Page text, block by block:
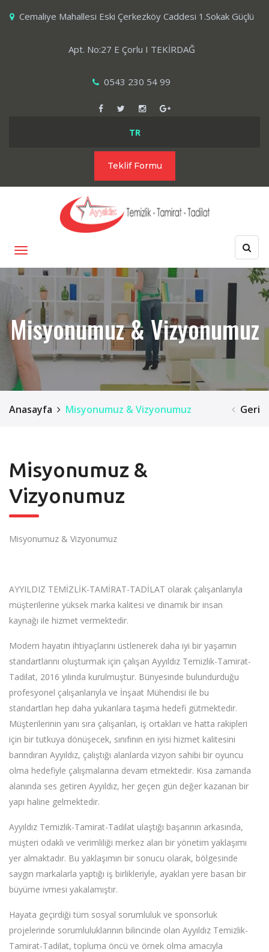
Cemaliye Mahallesi Eski Çerkezköy Caddesi 1.Sokak Güçlü
Apt. No:27 E Çorlu I TEKİRDAĞ
0543 230 54 99
TR
Teklif Formu
Misyonumuz & Vizyonumuz
Anasayfa Misyonumuz & Vizyonumuz Geri
Misyonumuz &
Vizyonumuz
Misyonumuz & Vizyonumuz
AYYILDIZ TEMİZLİK-TAMİRAT-TADİLAT olarak çalışanlarıyla
müşterilerine yüksek marka kalitesi ve dinamik bir insan
kaynağı ile hizmet vermektedir.
Modern hayatın ihtiyaçlarını üstlenerek daha iyi bir yaşamın
standartlarını oluşturmak için çalışan Ayyıldız Temizlik-Tamirat-
Tadilat, 2016 yılında kurulmuştur. Bünyesinde bulundurduğu
profesyonel çalışanlarıyla ve İnşaat Mühendisi ile bu
standartları hep daha yukarılara taşıma hedefi gütmektedir.
Müşterilerinin yanı sıra çalışanları, iş ortakları ve hatta rakipleri
için bir tutkuya dönüşecek, sınıfının en iyisi hizmet kalitesini
barındıran Ayyıldız, çalıştığı alanlarda vizyon sahibi bir oyuncu
olma hedefiyle çalışmalarına devam etmektedir. Kısa zamanda
alanında ses getiren Ayyıldız, her geçen gün değer kazanan bir
yapı haline gelmektedir.
Ayyıldız Temizlik-Tamirat-Tadilat ulaştığı başarının arkasında,
müşteri odaklı ve verimliliği merkez alan bir yönetim yaklaşımı
yer almaktadır. Bu yaklaşımın bir sonucu olarak, bölgesinde
saygın markalarla yaptığı iş birlikleriyle, ayakları yere basan bir
büyüme ivmesi yakalamıştır.
Hayata geçirdiği tüm sosyal sorumluluk ve sponsorluk
projelerinde sorumluluklarının bilincinde olan Ayyıldız Temizlik-
Tamirat-Tadilat, topluma öncü ve örnek olma amacıyla